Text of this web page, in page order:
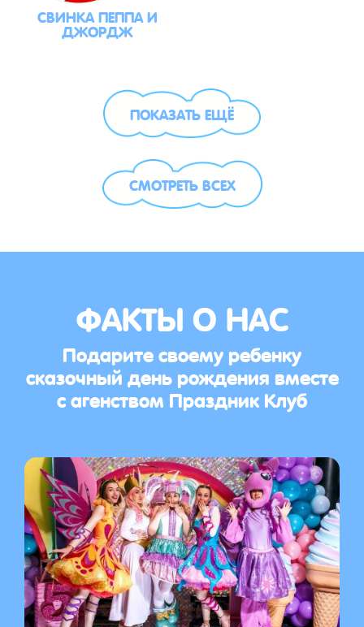
СВИНКА ПЕППА И
ДЖОРДЖ
ПОКАЗАТЬ ЕЩЁ
СМОТРЕТЬ ВСЕХ
ФАКТЫ О НАС
Подарите своему ребенку
сказочный день рождения вместе
с агенством Праздник Клуб